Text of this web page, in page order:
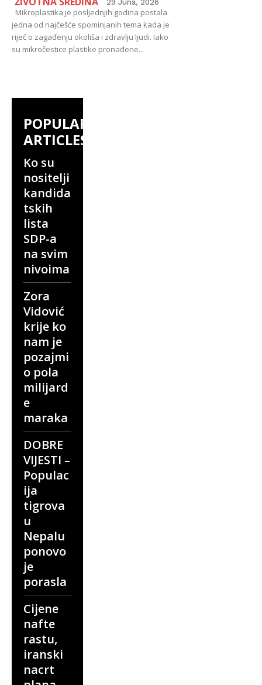
29 Juna, 2026
Mikroplastika je posljednjih godina postala
jedna od najčešće spominjanih tema kada je
riječ o zagađenju okoliša i zdravlju ljudi. Iako
su mikročestice plastike pronađene...
POPULAR
ARTICLES
Ko su
nositelji
kandida
tskih
lista
SDP-a
na svim
nivoima
Zora
Vidović
krije ko
nam je
pozajmi
o pola
milijard
e
maraka
DOBRE
VIJESTI –
Populac
ija
tigrova
u
Nepalu
ponovo
je
porasla
Cijene
nafte
rastu,
iranski
nacrt